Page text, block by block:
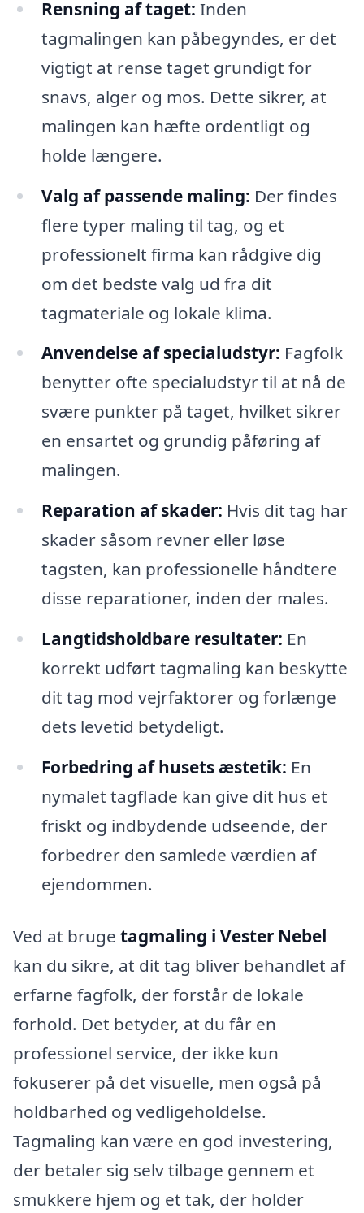
Rensning af taget: Inden
tagmalingen kan påbegyndes, er det
vigtigt at rense taget grundigt for
snavs, alger og mos. Dette sikrer, at
malingen kan hæfte ordentligt og
holde længere.
Valg af passende maling: Der findes
flere typer maling til tag, og et
professionelt firma kan rådgive dig
om det bedste valg ud fra dit
tagmateriale og lokale klima.
Anvendelse af specialudstyr: Fagfolk
benytter ofte specialudstyr til at nå de
svære punkter på taget, hvilket sikrer
en ensartet og grundig påføring af
malingen.
Reparation af skader: Hvis dit tag har
skader såsom revner eller løse
tagsten, kan professionelle håndtere
disse reparationer, inden der males.
Langtidsholdbare resultater: En
korrekt udført tagmaling kan beskytte
dit tag mod vejrfaktorer og forlænge
dets levetid betydeligt.
Forbedring af husets æstetik: En
nymalet tagflade kan give dit hus et
friskt og indbydende udseende, der
forbedrer den samlede værdien af
ejendommen.
Ved at bruge tagmaling i Vester Nebel
kan du sikre, at dit tag bliver behandlet af
erfarne fagfolk, der forstår de lokale
forhold. Det betyder, at du får en
professionel service, der ikke kun
fokuserer på det visuelle, men også på
holdbarhed og vedligeholdelse.
Tagmaling kan være en god investering,
der betaler sig selv tilbage gennem et
smukkere hjem og et tak, der holder